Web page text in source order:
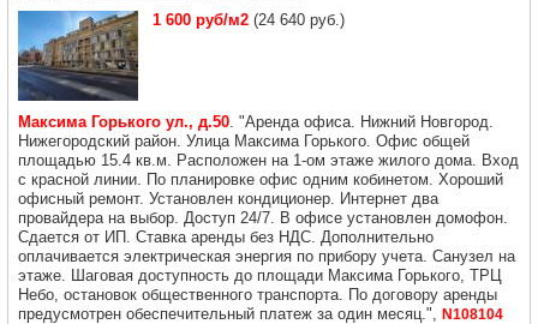
1 600 руб/м2 (24 640 руб.)
Максима Горького ул., д.50. "Аренда офиса. Нижний Новгород.
Нижегородский район. Улица Максима Горького. Офис общей
площадью 15.4 кв.м. Расположен на 1-ом этаже жилого дома. Вход
с красной линии. По планировке офис одним кобинетом. Хороший
офисный ремонт. Установлен кондиционер. Интернет два
провайдера на выбор. Доступ 24/7. В офисе установлен домофон.
Сдается от ИП. Ставка аренды без НДС. Дополнительно
оплачивается электрическая энергия по прибору учета. Санузел на
этаже. Шаговая доступность до площади Максима Горького, ТРЦ
Небо, остановок общественного транспорта. По договору аренды
предусмотрен обеспечительный платеж за один месяц.", N108104